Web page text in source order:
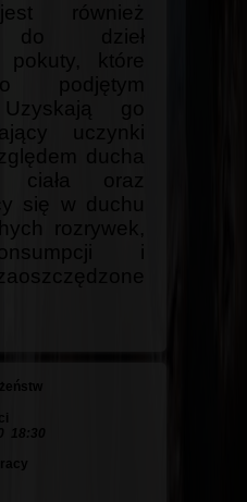
również
do dzieł
które
podjętym
go
uczynki
ducha
ciała oraz
się w duchu
rozrywek,
i
18:30